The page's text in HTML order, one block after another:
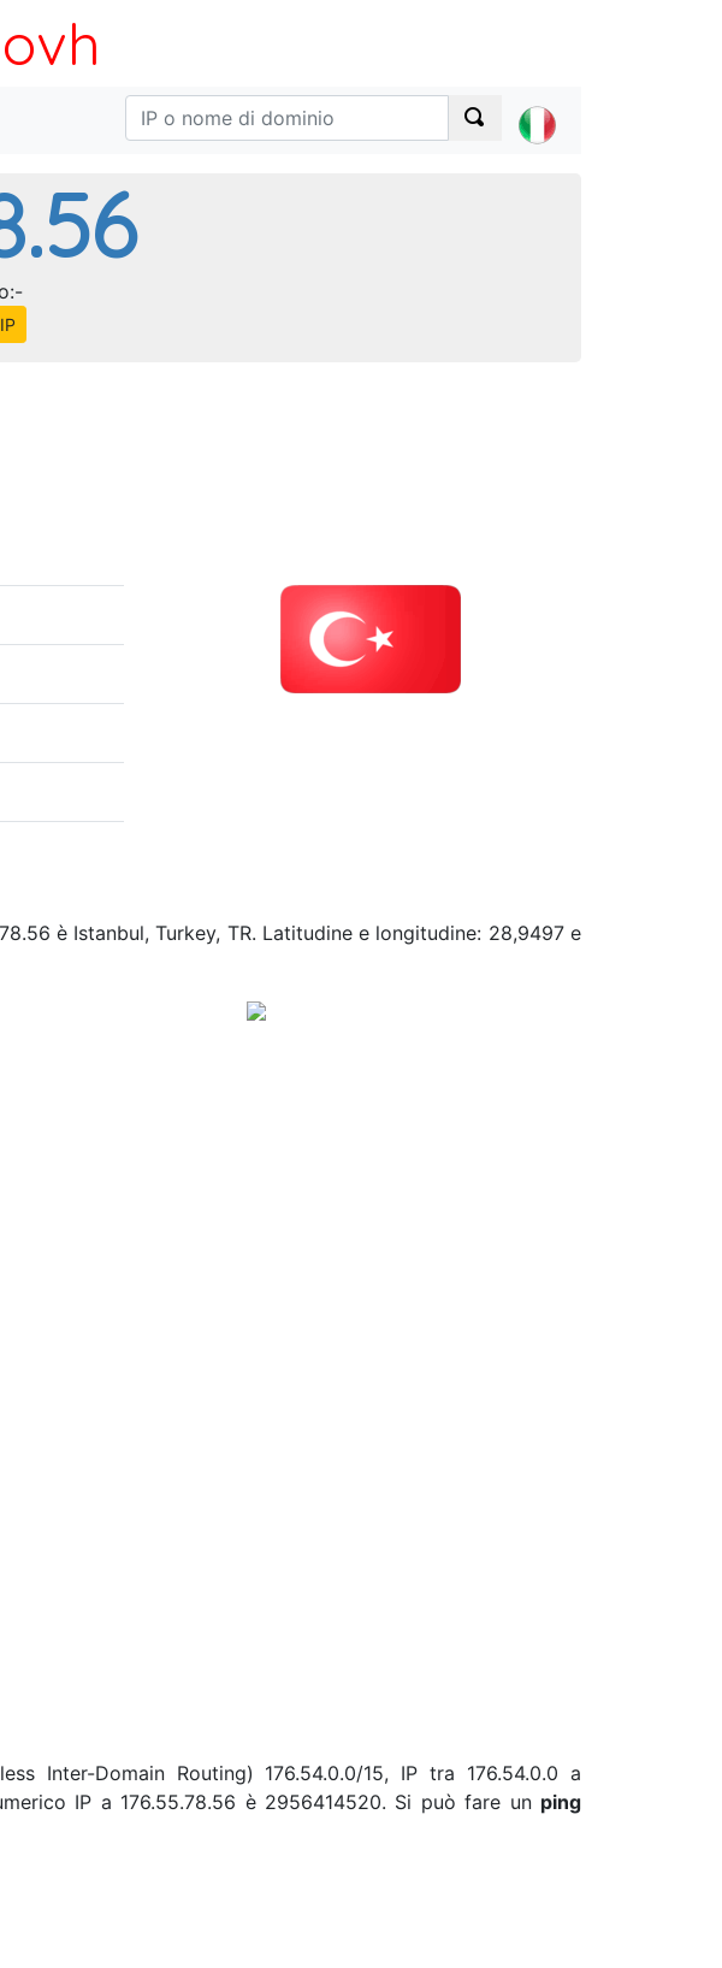
è Istanbul, Turkey, TR. Latitudine e longitudine: 28,9497 e
Inter-Domain Routing) 176.54.0.0/15, IP tra 176.54.0.0 a
IP a 176.55.78.56 è 2956414520. Si può fare un ping